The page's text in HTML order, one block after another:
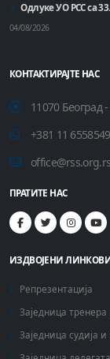
Одлуке УО РСС са
04/08/2026
КОНТАКТИРАЈТЕ НАС
11070 Београд
+381 11 6558549
office@rss.org.rs
ПРАТИТЕ НАС
ИЗДВОЈЕНИ
Репрезентација
Заједница тренера
Заједница судија